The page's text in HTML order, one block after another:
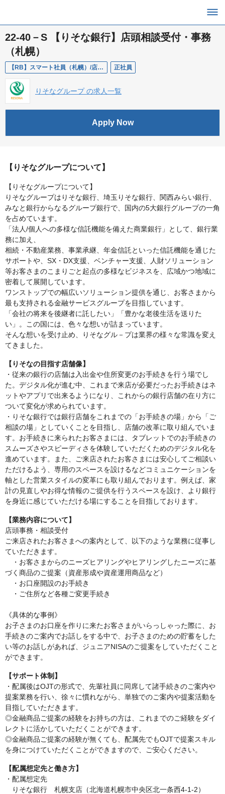
22-40－S 【りそな銀行】店頭相談受付・事務
（札幌）
【RB】スマート社員（札幌）/店頭相談受付・事務 正社員
りそなグループ の求人一覧
Apply Now
【りそなグループについて】
【りそなグループについて】
りそなグループはりそな銀行、埼玉りそな銀行、関西みらい銀行、
みなと銀行からなるグループ銀行で、国内の5大銀行グループの一角
を占めています。
「法人/個人への多様な信託機能を備えた商業銀行」として、銀行業
務に加え、
相続・不動産業務、事業承継、年金信託といった信託機能を通じた
サポートや、SX・DX支援、ベンチャー支援、人財ソリューション
等お客さまのこまりごと起点の多様なビジネスを、広域かつ地域に
密着して展開しています。
ワンストップでの幅広いソリューション提供を通じ、お客さまから
最も支持される金融サービスグループを目指しています。
「会社の将来を後継者に託したい」「豊かな老後生活を送りた
い」。この国には、色々な想いが詰まっています。
そんな想いを受け止め、りそなグル－プは業界の様々な常識を変え
てきました。
【りそなの目指す店舗像】
・従来の銀行の店舗は入出金や住所変更のお手続きを行う場でし
た。デジタル化が進む中、これまで来店が必要だったお手続きはネ
ットやアプリで出来るようになり、これからの銀行店舗の在り方に
ついて変化が求められています。
・りそな銀行では銀行店舗をこれまでの「お手続きの場」から「ご
相談の場」としていくことを目指し、店舗の改革に取り組んでいま
す。お手続きに来られたお客さまには、タブレットでのお手続きの
スムーズさやスピーディさを体験していただくためのデジタル化を
進めています。また、ご来店されたお客さまには安心してご相談い
ただけるよう、専用のスペースを設けるなどコミュニケーションを
軸とした営業スタイルの変革にも取り組んでおります。例えば、家
計の見直しやお得な情報のご提供を行うスペースを設け、より銀行
を身近に感じていただける場にすることを目指しております。
【業務内容について】
店頭事務・相談受付
ご来店されたお客さまへの案内として、以下のような業務に従事し
ていただきます。
・お客さまからのニーズヒアリングやヒアリングしたニーズに基
づく商品のご提案（資産形成や資産運用商品など）
・お口座開設のお手続き
・ご住所など各種ご変更手続き
《具体的な事例》
お子さまのお口座を作りに来たお客さまがいらっしゃった際に、お
手続きのご案内でお話しをする中で、お子さまのための貯蓄をした
い等のお話しがあれば、ジュニアNISAのご提案をしていただくこと
ができます。
【サポート体制】
・配属後はOJTの形式で、先輩社員に同席して諸手続きのご案内や
提案業務を行い、徐々に慣れながら、単独でのご案内や提案活動を
目指していただきます。
◎金融商品ご提案の経験をお持ちの方は、これまでのご経験をダイ
レクトに活かしていただくことができます。
◎金融商品ご提案の経験が無くても、配属先でもOJTで提案スキル
を身につけていただくことができますので、ご安心ください。
【配属想定先と働き方】
・配属想定先
りそな銀行 札幌支店（北海道札幌市中央区北一条西4-1-2）